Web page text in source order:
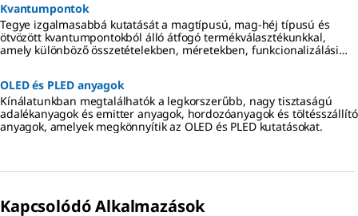
Kvantumpontok
Tegye izgalmasabbá kutatását a magtípusú, mag-héj típusú és
ötvözött kvantumpontokból álló átfogó termékválasztékunkkal,
amely különböző összetételekben, méretekben, funkcionalizálási
OLED és PLED anyagok
Kínálatunkban megtalálhatók a legkorszerűbb, nagy tisztaságú
adalékanyagok és emitter anyagok, hordozóanyagok és töltésszállító
anyagok, amelyek megkönnyítik az OLED és PLED kutatásokat.
Kapcsolódó Alkalmazások